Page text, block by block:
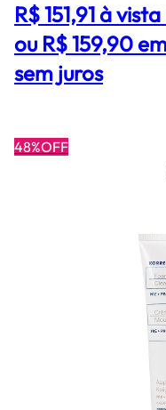
R$ 151,91à vista
ou R$ 159,90
sem juros
48%OFF